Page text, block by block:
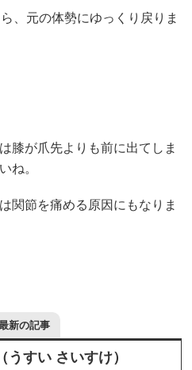
、元の体勢にゆっくり戻りま
膝が爪先よりも前に出てしま
ね。
関節を痛める原因にもなりま
新の記事
うすい さいすけ）